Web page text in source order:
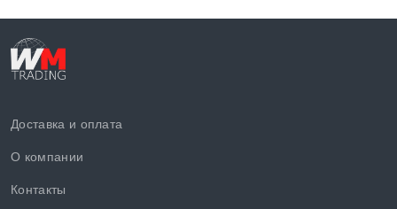
Доставка и оплата
О компании
Контакты